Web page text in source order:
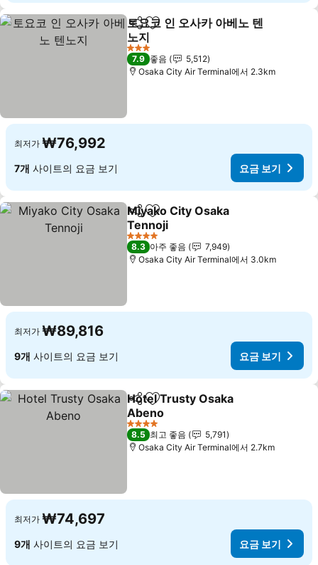
공유 즐겨찾기에 추가
토요코 인 오사카 아베노 텐
노지
요금 보기
3 성급
7.9 좋음
5,512
Osaka City Air Terminal에서 2.3km
최저가 ₩76,992
7개 사이트의 요금 보기 요금 보기
공유 즐겨찾기에 추가
Miyako City Osaka
Tennoji
요금 보기
4 성급
8.3 아주 좋음
7,949
Osaka City Air Terminal에서 3.0km
최저가 ₩89,816
9개 사이트의 요금 보기 요금 보기
공유 즐겨찾기에 추가
Hotel Trusty Osaka
Abeno
요금 보기
4 성급
8.5 최고 좋음
5,791
Osaka City Air Terminal에서 2.7km
최저가 ₩74,697
9개 사이트의 요금 보기 요금 보기